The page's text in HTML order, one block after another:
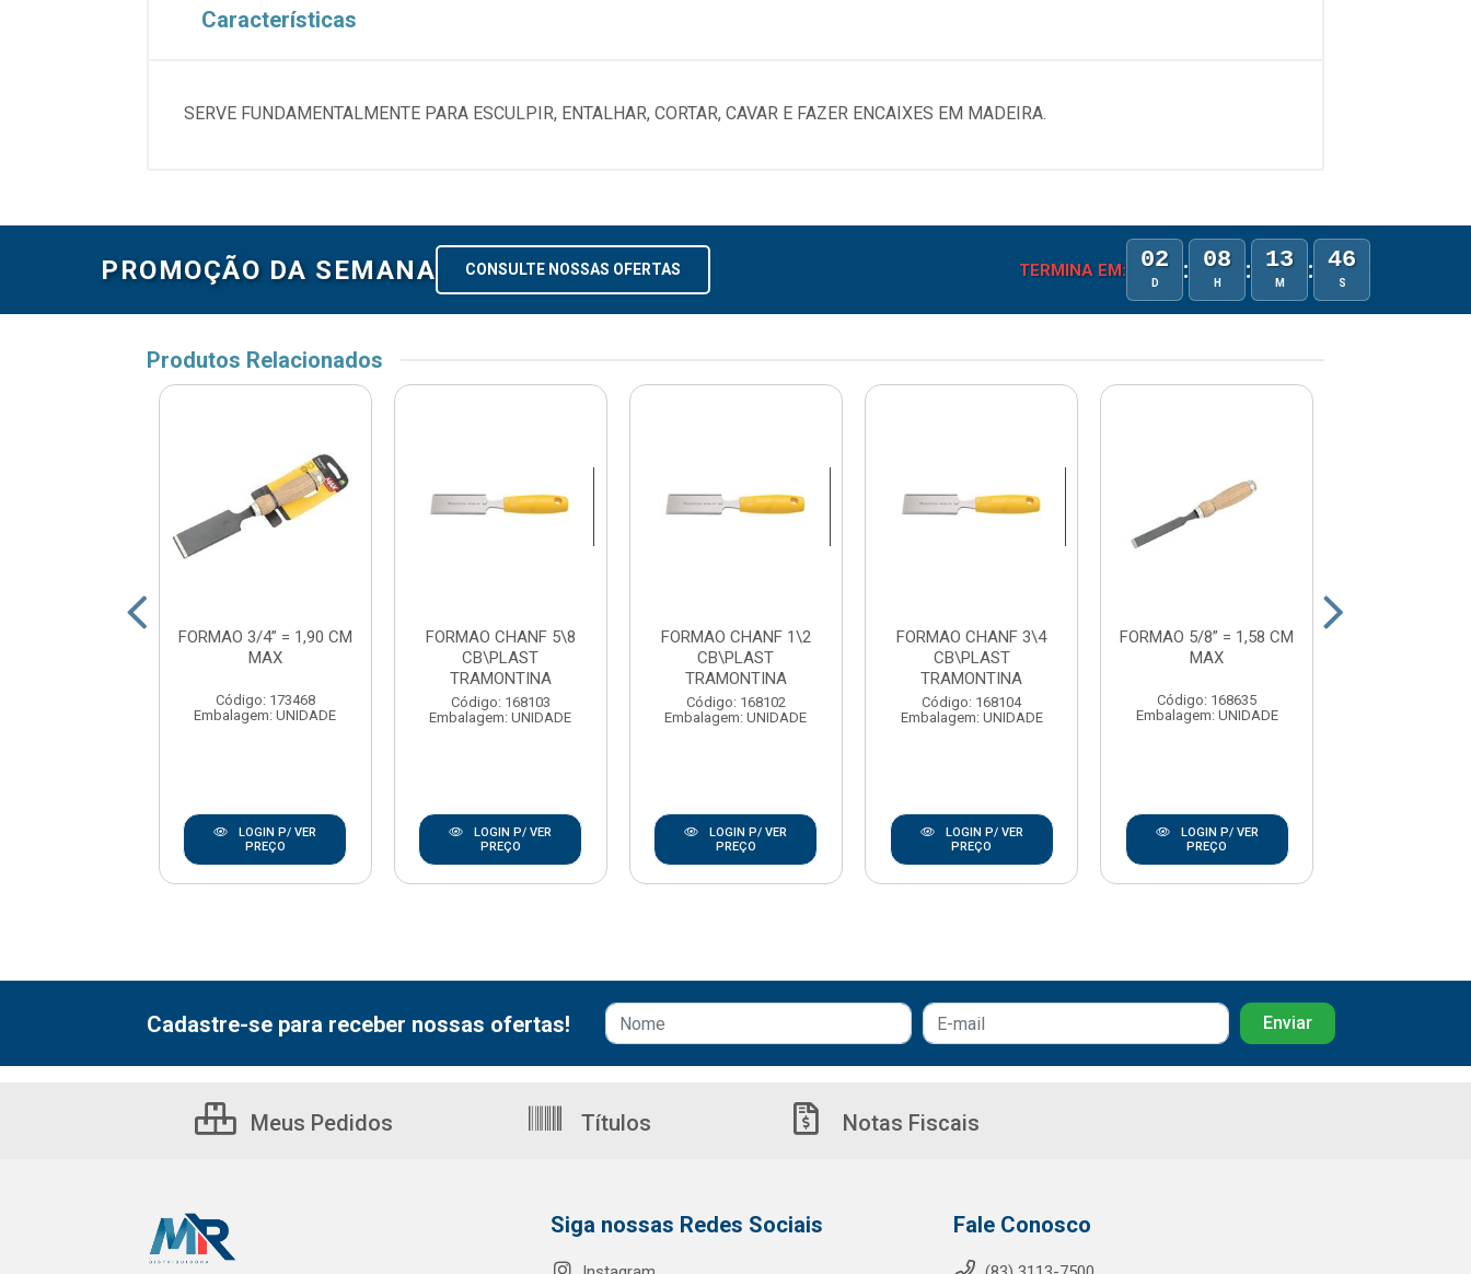
Características
SERVE FUNDAMENTALMENTE PARA ESCULPIR, ENTALHAR, CORTAR, CAVAR E FAZER ENCAIXES EM MADEIRA.
PROMOÇÃO DA SEMANA CONSULTE NOSSAS OFERTAS TERMINA EM: 02
D : 08
H : 13
M : 46
S
Produtos Relacionados
FORMAO 3/4” = 1,90 CM
MAX
Código: 173468
Embalagem: UNIDADE
LOGIN P/ VER
PREÇO
FORMAO CHANF 5\8
CB\PLAST
TRAMONTINA
Código: 168103
Embalagem: UNIDADE
LOGIN P/ VER
PREÇO
FORMAO CHANF 1\2
CB\PLAST
TRAMONTINA
Código: 168102
Embalagem: UNIDADE
LOGIN P/ VER
PREÇO
FORMAO CHANF 3\4
CB\PLAST
TRAMONTINA
Código: 168104
Embalagem: UNIDADE
LOGIN P/ VER
PREÇO
FORMAO 5/8” = 1,58 CM
MAX
Código: 168635
Embalagem: UNIDADE
LOGIN P/ VER
PREÇO
Cadastre-se para receber nossas ofertas!
Meus Pedidos Títulos Notas Fiscais
Siga nossas Redes Sociais Fale Conosco